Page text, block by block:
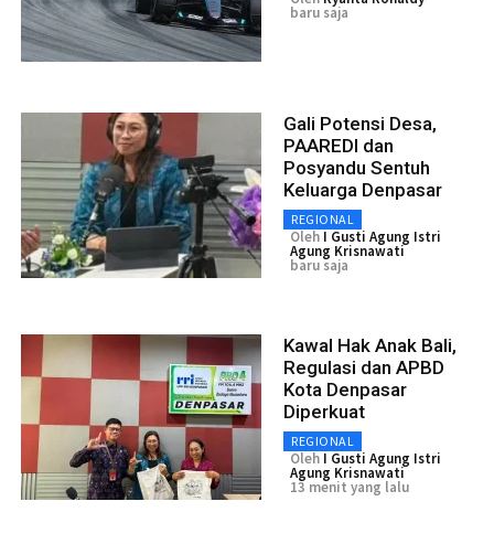
baru saja
Gali Potensi Desa,
PAAREDI dan
Posyandu Sentuh
Keluarga Denpasar
REGIONAL
Oleh I Gusti Agung Istri
Agung Krisnawati
baru saja
Kawal Hak Anak Bali,
Regulasi dan APBD
Kota Denpasar
Diperkuat
REGIONAL
Oleh I Gusti Agung Istri
Agung Krisnawati
13 menit yang lalu